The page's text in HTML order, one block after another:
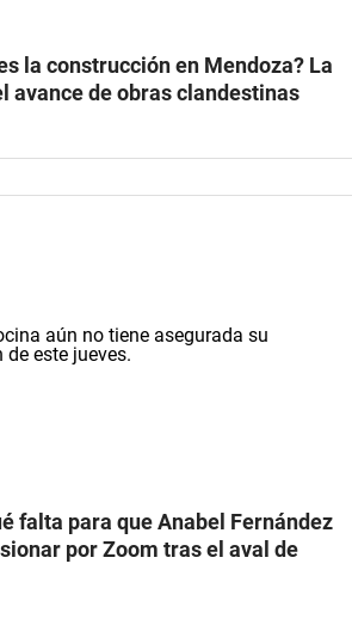
la construcción en Mendoza? La
avance de obras clandestinas
falta para que Anabel Fernández
por Zoom tras el aval de